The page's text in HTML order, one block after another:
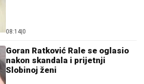
08:14 0
Goran Ratković Rale se oglasio
nakon skandala i prijetnji
Slobinoj ženi